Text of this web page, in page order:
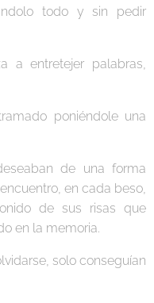
todo y sin pedir
a entretejer palabras,
poniéndole una
de una forma
en cada beso,
de sus risas que
en la memoria.
solo conseguían